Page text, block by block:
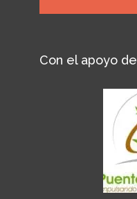
Con el apoyo de